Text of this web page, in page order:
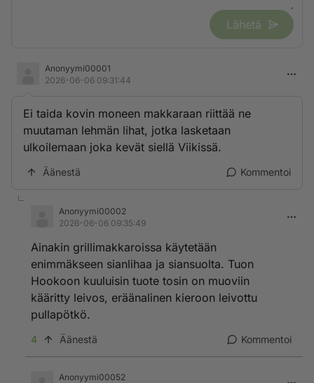
Lähetä
Anonyymi00001
2026-06-06 09:31:44
Ei taida kovin moneen makkaraan riittää ne
muutaman lehmän lihat, jotka lasketaan
ulkoilemaan joka kevät siellä Viikissä.
Äänestä Kommentoi
Anonyymi00002
2026-06-06 09:35:49
Ainakin grillimakkaroissa käytetään
enimmäkseen sianlihaa ja siansuolta. Tuon
Hookoon kuuluisin tuote tosin on muoviin
kääritty leivos, eräänalinen kieroon leivottu
pullapötkö.
4 Äänestä Kommentoi
Anonyymi00052